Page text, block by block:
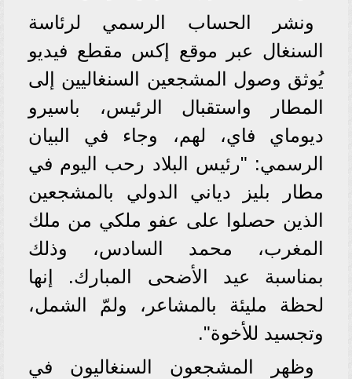
ونشر الحساب الرسمي لرئاسة
السنغال عبر موقع إكس مقطع فيديو
يُوثق وصول المشجعين السنغاليين إلى
المطار واستقبال الرئيس، باسيرو
ديوماي فاي، لهم، وجاء في البيان
الرسمي: "رئيس البلاد رحب اليوم في
مطار بليز دياني الدولي بالمشجعين
الذين حصلوا على عفو ملكي من ملك
المغرب، محمد السادس، وذلك
بمناسبة عيد الأضحى المبارك. إنها
لحظة مليئة بالمشاعر، ولمّ الشمل،
وتجسيد للأخوة".
وظهر المشجعون السنغاليون في